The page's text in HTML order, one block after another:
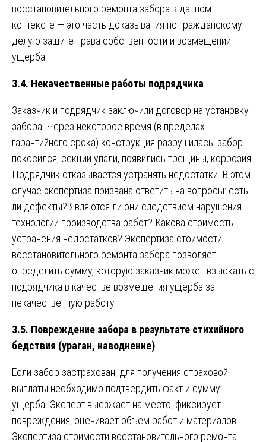
восстановительного ремонта забора в данном
контексте — это часть доказывания по гражданскому
делу о защите права собственности и возмещении
ущерба.
3.4. Некачественные работы подрядчика
Заказчик и подрядчик заключили договор на установку
забора. Через некоторое время (в пределах
гарантийного срока) конструкция разрушилась: забор
покосился, секции упали, появились трещины, коррозия.
Подрядчик отказывается устранять недостатки. В этом
случае экспертиза призвана ответить на вопросы: есть
ли дефекты? Являются ли они следствием нарушения
технологии производства работ? Какова стоимость
устранения недостатков? Экспертиза стоимости
восстановительного ремонта забора позволяет
определить сумму, которую заказчик может взыскать с
подрядчика в качестве возмещения ущерба за
некачественную работу .
3.5. Повреждение забора в результате стихийного
бедствия (ураган, наводнение)
Если забор застрахован, для получения страховой
выплаты необходимо подтвердить факт и сумму
ущерба. Эксперт выезжает на место, фиксирует
повреждения, оценивает объем работ и материалов.
Экспертиза стоимости восстановительного ремонта